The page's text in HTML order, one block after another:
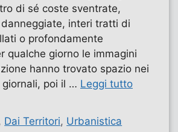
di sé coste sventrate,
interi tratti di
o profondamente
qualche giorno le immagini
hanno trovato spazio nei
poi il … Leggi tutto
, Dai Territori, Urbanistica